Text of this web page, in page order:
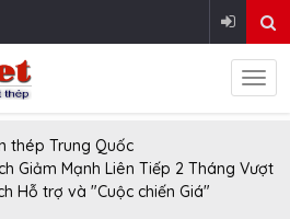
thép Trung Quốc
Giảm Mạnh Liên Tiếp 2 Tháng Vượt
Hỗ trợ và "Cuộc chiến Giá"